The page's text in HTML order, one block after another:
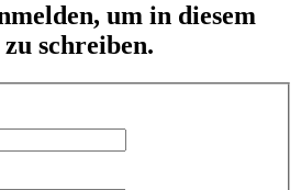
um in diesem
schreiben.